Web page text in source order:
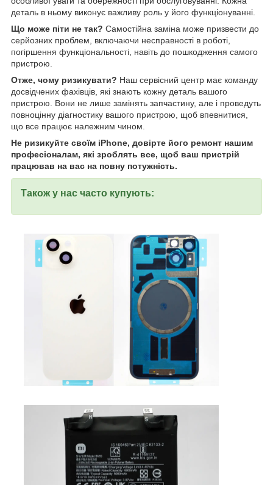
деталь в ньому виконує важливу роль у його функціонуванні.
Що може піти не так? Самостійна заміна може призвести до
серйозних проблем, включаючи несправності в роботі,
погіршення функціональності, навіть до пошкодження самого
пристрою.
Отже, чому ризикувати? Наш сервісний центр має команду
досвідчених фахівців, які знають кожну деталь вашого
пристрою. Вони не лише замінять запчастину, але і проведуть
повноцінну діагностику вашого пристрою, щоб впевнитися,
що все працює належним чином.
Не ризикуйте своїм iPhone, довірте його ремонт нашим
професіоналам, які зроблять все, щоб ваш пристрій
працював на вас на повну потужність.
Також у нас часто купують: